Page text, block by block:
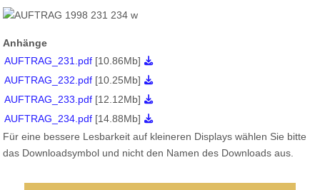
Anhänge
AUFTRAG_231.pdf [10.86Mb]
AUFTRAG_232.pdf [10.25Mb]
AUFTRAG_233.pdf [12.12Mb]
AUFTRAG_234.pdf [14.88Mb]
Für eine bessere Lesbarkeit auf kleineren Displays wählen Sie bitte
das Downloadsymbol und nicht den Namen des Downloads aus.